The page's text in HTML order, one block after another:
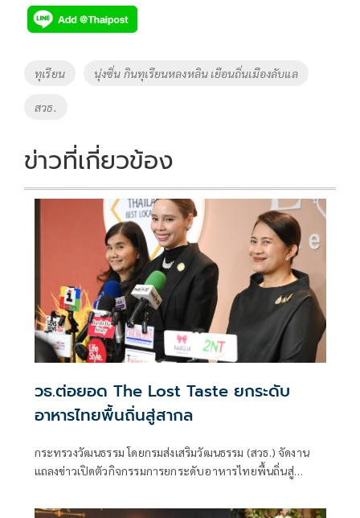
e
b
o
k
tt
er
p
y
Li
Tags
ทุเรียน นุ่งซิ่น กินทุเรียนหลงหลิน เยือนถิ่นเมืองลับแล
สวธ.
ข่าวที่เกี่ยวข้อง
วธ.ต่อยอด The Lost Taste ยกระดับ
อาหารไทยพื้นถิ่นสู่สากล
กระทรวงวัฒนธรรม โดยกรมส่งเสริมวัฒนธรรม (สวธ.) จัดงาน
แถลงข่าวเปิดตัวกิจกรรมการยกระดับอาหารไทยพื้นถิ่นสู่
ตราสัญลักษณ์ “Thailand Best Local Food” (TBLF) ภายใต้